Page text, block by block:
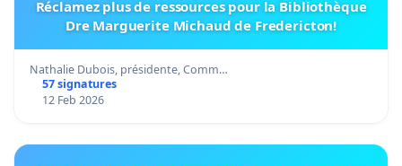
Réclamez plus de ressources pour la Bibliothèque
Dre Marguerite Michaud de Fredericton!
Nathalie Dubois, présidente, Comm…
57 signatures
12 Feb 2026